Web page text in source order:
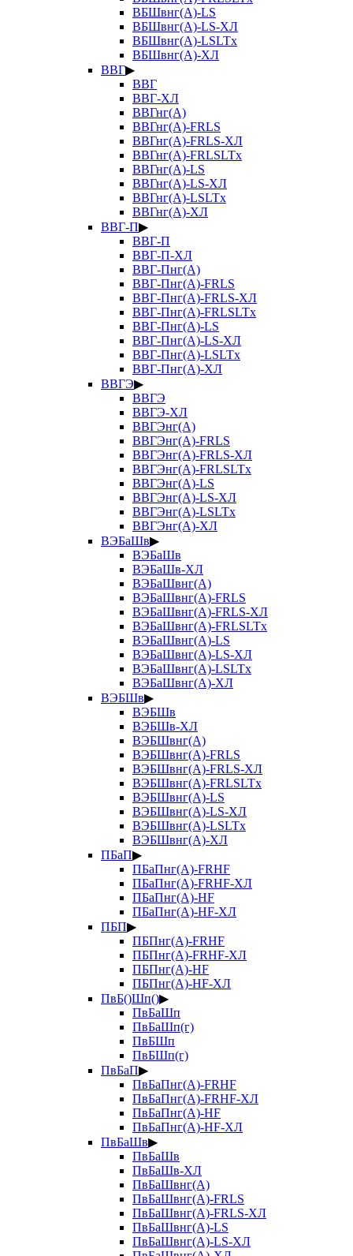
ВБШвнг(А)-LS
ВБШвнг(А)-LS-ХЛ
ВБШвнг(А)-LSLTx
ВБШвнг(А)-ХЛ
ВВГ▶
ВВГ
ВВГ-ХЛ
ВВГнг(А)
ВВГнг(А)-FRLS
ВВГнг(А)-FRLS-ХЛ
ВВГнг(А)-FRLSLTx
ВВГнг(А)-LS
ВВГнг(А)-LS-ХЛ
ВВГнг(А)-LSLTx
ВВГнг(А)-ХЛ
ВВГ-П▶
ВВГ-П
ВВГ-П-ХЛ
ВВГ-Пнг(А)
ВВГ-Пнг(А)-FRLS
ВВГ-Пнг(А)-FRLS-ХЛ
ВВГ-Пнг(А)-FRLSLTx
ВВГ-Пнг(А)-LS
ВВГ-Пнг(А)-LS-ХЛ
ВВГ-Пнг(А)-LSLTx
ВВГ-Пнг(А)-ХЛ
ВВГЭ▶
ВВГЭ
ВВГЭ-ХЛ
ВВГЭнг(А)
ВВГЭнг(А)-FRLS
ВВГЭнг(А)-FRLS-ХЛ
ВВГЭнг(А)-FRLSLTx
ВВГЭнг(А)-LS
ВВГЭнг(А)-LS-ХЛ
ВВГЭнг(А)-LSLTx
ВВГЭнг(А)-ХЛ
ВЭБаШв▶
ВЭБаШв
ВЭБаШв-ХЛ
ВЭБаШвнг(А)
ВЭБаШвнг(А)-FRLS
ВЭБаШвнг(А)-FRLS-ХЛ
ВЭБаШвнг(А)-FRLSLTx
ВЭБаШвнг(А)-LS
ВЭБаШвнг(А)-LS-ХЛ
ВЭБаШвнг(А)-LSLTx
ВЭБаШвнг(А)-ХЛ
ВЭБШв▶
ВЭБШв
ВЭБШв-ХЛ
ВЭБШвнг(А)
ВЭБШвнг(А)-FRLS
ВЭБШвнг(А)-FRLS-ХЛ
ВЭБШвнг(А)-FRLSLTx
ВЭБШвнг(А)-LS
ВЭБШвнг(А)-LS-ХЛ
ВЭБШвнг(А)-LSLTx
ВЭБШвнг(А)-ХЛ
ПБаП▶
ПБаПнг(А)-FRHF
ПБаПнг(А)-FRHF-ХЛ
ПБаПнг(А)-HF
ПБаПнг(А)-HF-ХЛ
ПБП▶
ПБПнг(А)-FRHF
ПБПнг(А)-FRHF-ХЛ
ПБПнг(А)-HF
ПБПнг(А)-HF-ХЛ
ПвБ()Шп()▶
ПвБаШп
ПвБаШп(г)
ПвБШп
ПвБШп(г)
ПвБаП▶
ПвБаПнг(А)-FRHF
ПвБаПнг(А)-FRHF-ХЛ
ПвБаПнг(А)-HF
ПвБаПнг(А)-HF-ХЛ
ПвБаШв▶
ПвБаШв
ПвБаШв-ХЛ
ПвБаШвнг(А)
ПвБаШвнг(А)-FRLS
ПвБаШвнг(А)-FRLS-ХЛ
ПвБаШвнг(А)-LS
ПвБаШвнг(А)-LS-ХЛ